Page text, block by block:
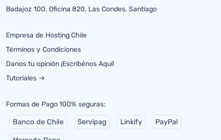
Badajoz 100, Oficina 820, Las Condes, Santiago
Empresa de Hosting Chile
Términos y Condiciones
Danos tu opinión ¡Escribénos Aquí!
Tutoriales →
Formas de Pago 100% seguras:
Banco de Chile Servipag Linkify PayPal